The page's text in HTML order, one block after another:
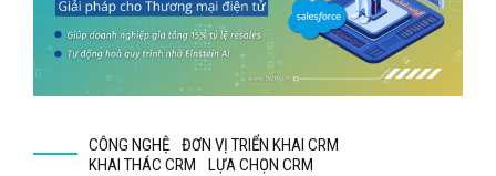
CÔNG NGHỆ
ĐƠN VỊ TRIỂN KHAI CRM
KHAI THÁC CRM
LỰA CHỌN CRM